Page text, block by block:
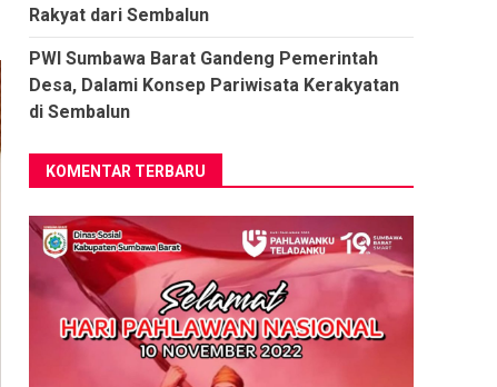
Rakyat dari Sembalun
PWI Sumbawa Barat Gandeng Pemerintah
Desa, Dalami Konsep Pariwisata Kerakyatan
di Sembalun
KOMENTAR TERBARU